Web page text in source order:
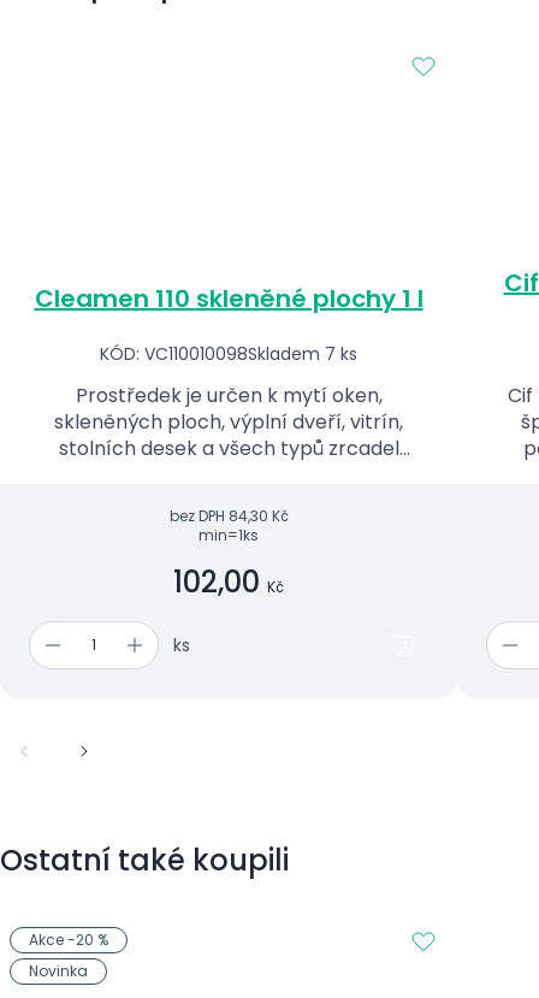
Cleamen 110 skleněné plochy 1 l
KÓD: VC110010098Skladem 7 ks
Prostředek je určen k mytí oken,
skleněných ploch, výplní dveří, vitrín,
stolních desek a všech typů zrcadel
bez DPH 84,30 Kč
min=1ks
102,00 Kč
ks
Ostatní také koupili
Akce -20 %
Novinka